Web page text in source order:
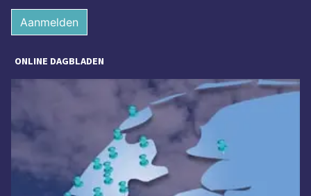
Aanmelden
ONLINE DAGBLADEN